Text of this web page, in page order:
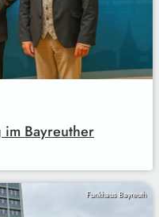
Bayreuther
Funkhaus Bayreuth